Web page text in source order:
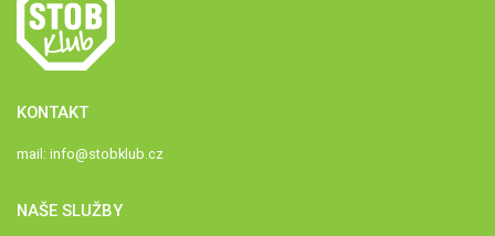
KONTAKT
mail: info@stobklub.cz
NAŠE SLUŽBY